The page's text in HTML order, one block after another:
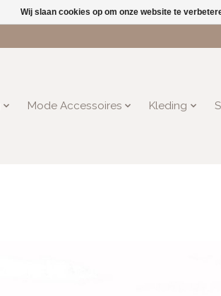
Mode Accessoires Kleding
Wij slaan cookies op om onze website te